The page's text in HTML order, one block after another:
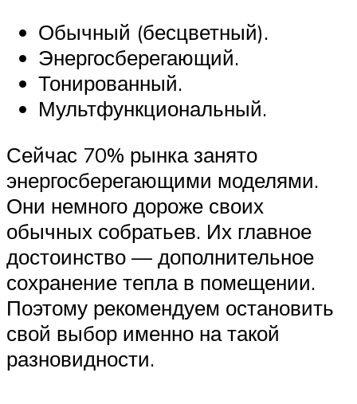
Обычный (бесцветный).
Энергосберегающий.
Тонированный.
Мультфункциональный.
Сейчас 70% рынка занято
энергосберегающими моделями.
Они немного дороже своих
обычных собратьев. Их главное
достоинство — дополнительное
сохранение тепла в помещении.
Поэтому рекомендуем остановить
свой выбор именно на такой
разновидности.